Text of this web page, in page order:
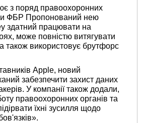
з поряд правоохоронних
ФБР Пропонований нею
здатний працювати на
може повністю витягувати
також використовує брутфорс
Apple, новий
забезпечити захист даних
У компанії також додали,
правоохоронних органів та
їхні зусилля щодо